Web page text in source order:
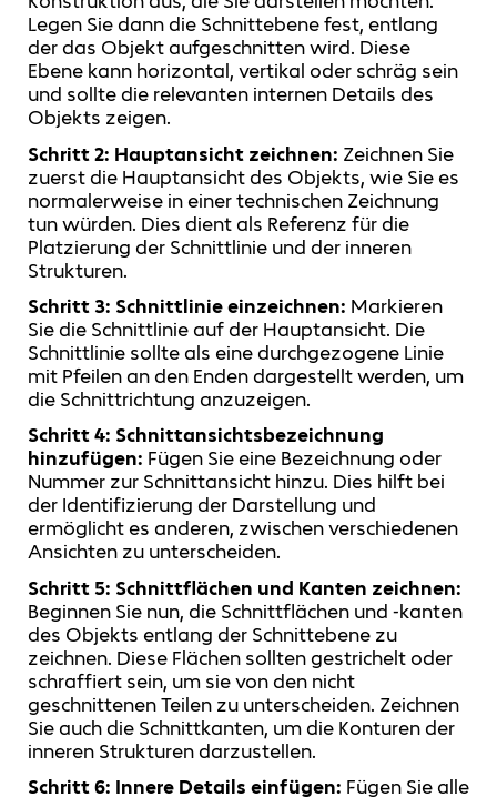
Legen Sie dann die Schnittebene fest, entlang
der das Objekt aufgeschnitten wird. Diese
Ebene kann horizontal, vertikal oder schräg sein
und sollte die relevanten internen Details des
Objekts zeigen.
Schritt 2: Hauptansicht zeichnen: Zeichnen Sie
zuerst die Hauptansicht des Objekts, wie Sie es
normalerweise in einer technischen Zeichnung
tun würden. Dies dient als Referenz für die
Platzierung der Schnittlinie und der inneren
Strukturen.
Schritt 3: Schnittlinie einzeichnen: Markieren
Sie die Schnittlinie auf der Hauptansicht. Die
Schnittlinie sollte als eine durchgezogene Linie
mit Pfeilen an den Enden dargestellt werden, um
die Schnittrichtung anzuzeigen.
Schritt 4: Schnittansichtsbezeichnung
hinzufügen: Fügen Sie eine Bezeichnung oder
Nummer zur Schnittansicht hinzu. Dies hilft bei
der Identifizierung der Darstellung und
ermöglicht es anderen, zwischen verschiedenen
Ansichten zu unterscheiden.
Schritt 5: Schnittflächen und Kanten zeichnen:
Beginnen Sie nun, die Schnittflächen und -kanten
des Objekts entlang der Schnittebene zu
zeichnen. Diese Flächen sollten gestrichelt oder
schraffiert sein, um sie von den nicht
geschnittenen Teilen zu unterscheiden. Zeichnen
Sie auch die Schnittkanten, um die Konturen der
inneren Strukturen darzustellen.
Schritt 6: Innere Details einfügen: Fügen Sie alle